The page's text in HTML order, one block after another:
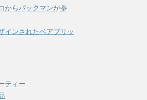
らパックマンが参
インされたベアブリッ
ティー